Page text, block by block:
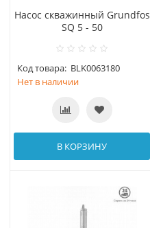
Насос скважинный Grundfos
SQ 5 - 50
Код товара: BLK0063180
Нет в наличии
В КОРЗИНУ